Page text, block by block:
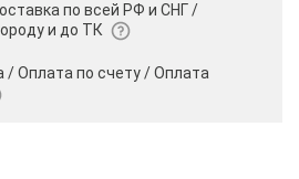
по всей РФ и СНГ /
и до ТК
/ Оплата по счету /Оплата